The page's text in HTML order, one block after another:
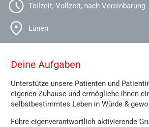
Teilzeit, Vollzeit, nach Vereinbarung
Lünen
Deine Aufgaben
Unterstütze unsere Patienten und
eigenen Zuhause und ermögliche ihnen
selbstbestimmtes Leben in Würde &
Führe eigenverantwortlich aktivierende